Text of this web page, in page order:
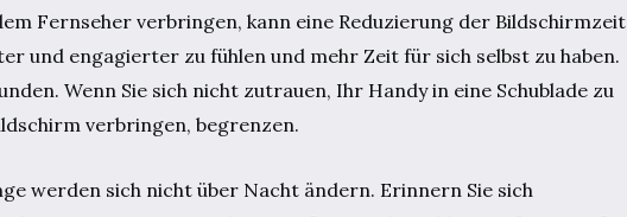
Fernseher verbringen, kann eine Reduzierung der Bildschirmzeit
und engagierter zu fühlen und mehr Zeit für sich selbst zu haben.
Wenn Sie sich nicht zutrauen, Ihr Handy in eine Schublade zu
verbringen, begrenzen.
werden sich nicht über Nacht ändern. Erinnern Sie sich